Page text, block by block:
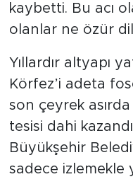
kaybetti. Bu acı
olanlar ne özür
Yıllardır altyapı
Körfez’i adeta
son çeyrek asırda
tesisi dahi
Büyükşehir
sadece izlemekle